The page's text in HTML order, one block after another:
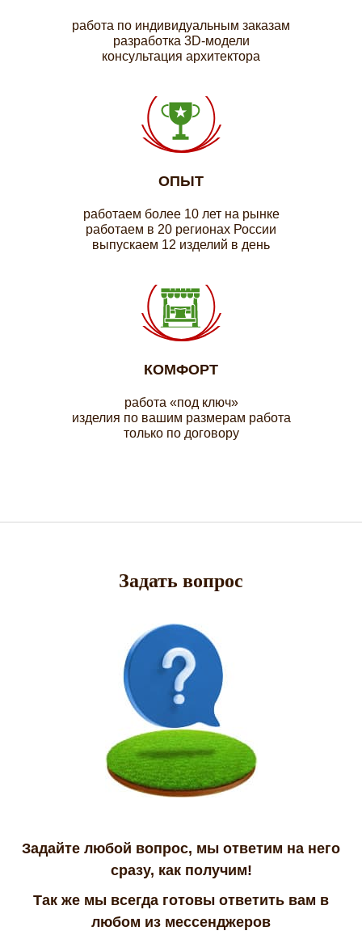
работа по индивидуальным заказам
разработка 3D-модели
консультация архитектора
ОПЫТ
работаем более 10 лет на рынке
работаем в 20 регионах России
выпускаем 12 изделий в день
КОМФОРТ
работа «под ключ»
изделия по вашим размерам работа
только по договору
Задать вопрос
Задайте любой вопрос, мы ответим на него
сразу, как получим!
Так же мы всегда готовы ответить вам в
любом из мессенджеров